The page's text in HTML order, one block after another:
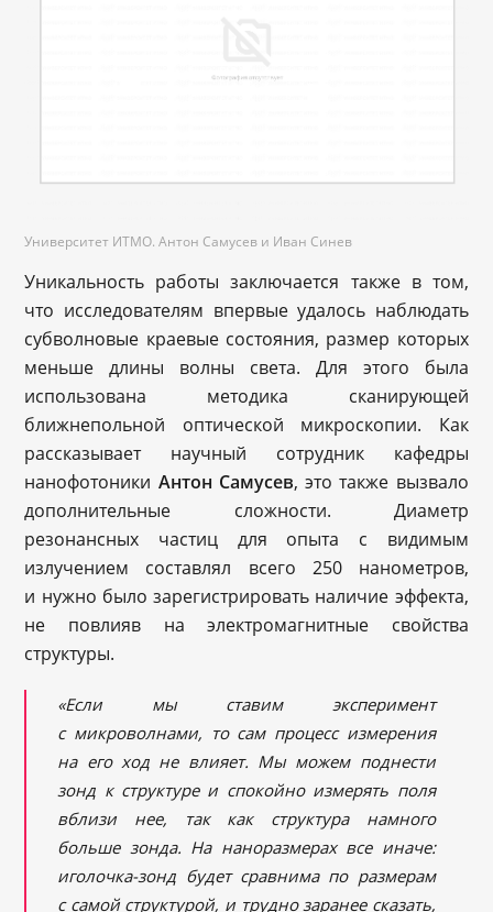
Университет ИТМО. Антон Самусев и Иван Синев
Уникальность работы заключается также в том,
что исследователям впервые удалось наблюдать
субволновые краевые состояния, размер которых
меньше длины волны света. Для этого была
использована методика сканирующей
ближнепольной оптической микроскопии. Как
рассказывает научный сотрудник кафедры
нанофотоники Антон Самусев, это также вызвало
дополнительные сложности. Диаметр
резонансных частиц для опыта с видимым
излучением составлял всего 250 нанометров,
и нужно было зарегистрировать наличие эффекта,
не повлияв на электромагнитные свойства
структуры.
«Если мы ставим эксперимент
с микроволнами, то сам процесс измерения
на его ход не влияет. Мы можем поднести
зонд к структуре и спокойно измерять поля
вблизи нее, так как структура намного
больше зонда. На наноразмерах все иначе:
иголочка-зонд будет сравнима по размерам
с самой структурой, и трудно заранее сказать,